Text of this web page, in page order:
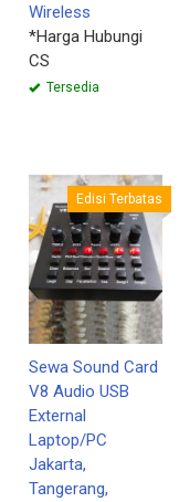
Wireless
*Harga Hubungi
CS
Tersedia
Edisi Terbatas
Sewa Sound Card
V8 Audio USB
External
Laptop/PC
Jakarta,
Tangerang,